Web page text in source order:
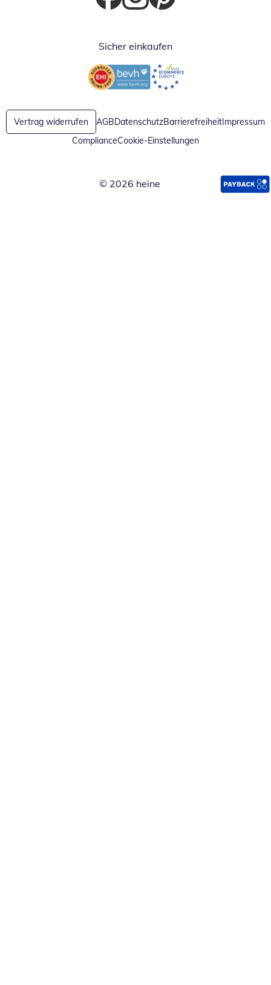
Öffnet in neuem Fenster
Öffnet in neuem Fenster
Öffnet in neuem Fenster
Sicher einkaufen
Öffnet in neuem FensterÖffnet in neuem Fenster
Vertrag widerrufen AGBDatenschutzBarrierefreiheitImpressum
ComplianceCookie-Einstellungen
© 2026 heine